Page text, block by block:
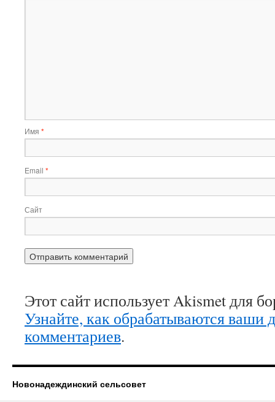
Имя *
Email *
Сайт
Этот сайт использует Akismet для
Узнайте, как обрабатываются ваши
комментариев.
Новонадеждинский сельсовет